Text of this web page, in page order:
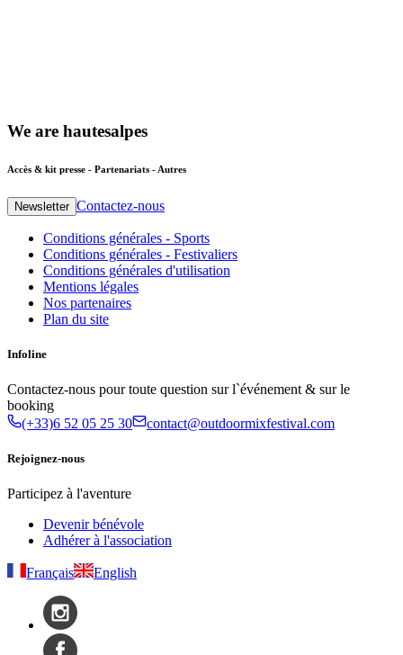
We are hautesalpes
Accès & kit presse - Partenariats - Autres
Newsletter Contactez-nous
Conditions générales - Sports
Conditions générales - Festivaliers
Conditions générales d'utilisation
Mentions légales
Nos partenaires
Plan du site
Infoline
Contactez-nous pour toute question sur l`événement & sur le
booking
(+33)6 52 05 25 30
contact@outdoormixfestival.com
Rejoignez-nous
Participez à l'aventure
Devenir bénévole
Adhérer à l'association
Français English